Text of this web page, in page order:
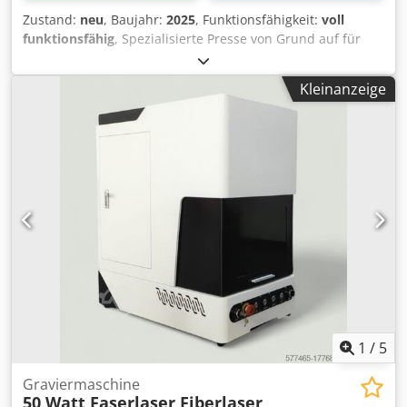
Arbeitsraum mit 2,8 m X-Verfahrweg Hohe
Vorschubgeschwindigkeiten für effiziente Zerspanung
Ideal für Werkzeug-, Formen- und Maschinenbau
Dokumentation und Abnahmezertifikat nach ISO-Normen
Werkzeugwechsler Kühlsystem Späneförderer
Wechselfräskopf mit 4./5.-Achse Wartungs- und
Serviceunterlagen
Zustand: neu, Baujahr: 2025, Funktionsfähigkeit: voll
funktionsfähig, Spezialisierte Presse von Grund auf für
das Brikettieren von Eisen, Stahl und ähnlichen
Legierungen konstruiert. Enthält integrierte
Ölauffangmatten. Enthält keine Verpackungstisch - nur
Brikettführungen (Schienen). Kommt mit durchsichtigen
Bunkertüren & Ölheizelementen als Standard. Die
verfügbar. Für diese Presse kontaktieren Sie uns bitte
zuerst! Technische Daten: Durchsatz: Bis zu 600
Briketts/Stunde* Hauptmotor: 30 kW Chsdpfxstmugcs Ab
Uja Zuführmotoren: 2,6 kW Kühlsystem: 1,6 kW
Gesamtleistung: 34,2 kW Öltank: 260 Liter Filter: 4 Länge:
2000 mm Breite: 2000 mm Höhe: 2200 mm Gewicht: 3500
kg Brikettgröße: 40-110, D80 mm Garantie: 2 Jahre / 2 000
Kleinanzeige
1 / 5
Graviermaschine